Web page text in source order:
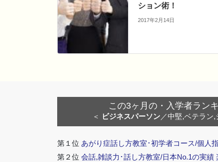
ション術！
2017年2月14日
この3ヶ月の・入学者ラン
＜ ビジネスパーソン／中堅,ベテラン,
第１位 あがり症話し方教室･初学者コース/個人
第２位 会話,雑談力･話し方教室/日本No.1の実績